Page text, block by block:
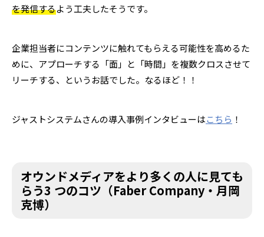
を発信するよう工夫したそうです。
企業担当者にコンテンツに触れてもらえる可能性を高めるた
めに、アプローチする「面」と「時間」を複数クロスさせて
リーチする、というお話でした。なるほど！！
ジャストシステムさんの導入事例インタビューはこちら ！
オウンドメディアをより多くの人に見ても
らう3 つのコツ（Faber Company・月岡
克博）